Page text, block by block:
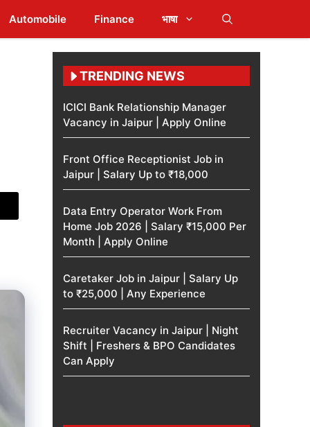
Automobile Finance भाषा
TRENDING NEWS
ICICI Bank Relationship Manager
Vacancy in Jaipur | Apply Online
Front Office Receptionist Job in
Jaipur | Salary Up to ₹18,000
Data Entry Operator Work From
Home Job 2026 | Salary ₹15,000 Per
Month | Apply Online
Caretaker Job in Jaipur | Salary Up
to ₹25,000 | Any Experience
Recruiter Vacancy in Jaipur | Night
Shift | Freshers & BPO Candidates
Can Apply